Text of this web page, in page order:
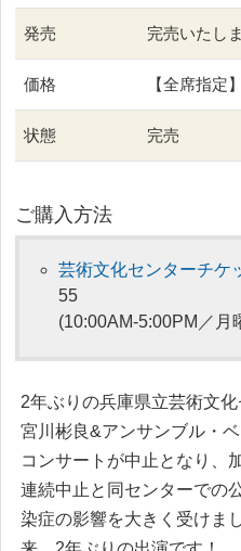
発売 完売いたし
価格 【全席指定
状態 完売
ご購入方法
芸術文化センターチケ
55
(10:00AM‐5:00PM／
2年ぶりの兵庫県立芸術文
宮川彬良&アンサンブル・
コンサートが中止となり、
連続中止と同センターでの
染症の影響を大きく受けま